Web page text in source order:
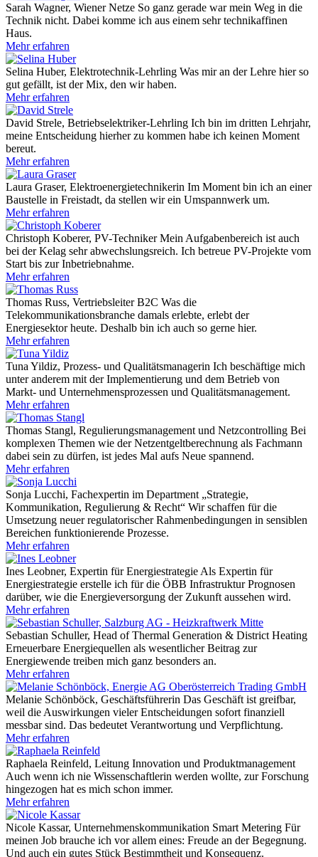
Sarah Wagner, Wiener Netze So ganz gerade war mein Weg in die
Technik nicht. Dabei komme ich aus einem sehr technikaffinen
Haus.
Mehr erfahren
Selina Huber, Elektrotechnik-Lehrling Was mir an der Lehre hier so
gut gefällt, ist der Mix, den wir haben.
Mehr erfahren
David Strele, Betriebselektriker-Lehrling Ich bin im dritten Lehrjahr,
meine Entscheidung hierher zu kommen habe ich keinen Moment
bereut.
Mehr erfahren
Laura Graser, Elektroenergietechnikerin Im Moment bin ich an einer
Baustelle in Freistadt, da stellen wir ein Umspannwerk um.
Mehr erfahren
Christoph Koberer, PV-TechnikerMein Aufgabenbereich ist auch
bei der Kelag sehr abwechslungsreich. Ich betreue PV-Projekte vom
Start bis zur Inbetriebnahme.
Mehr erfahren
Thomas Russ, Vertriebsleiter B2C Was die
Telekommunikationsbranche damals erlebte, erlebt der
Energiesektor heute. Deshalb bin ich auch so gerne hier.
Mehr erfahren
Tuna Yildiz, Prozess- und Qualitätsmanagerin Ich beschäftige mich
unter anderem mit der Implementierung und dem Betrieb von
Markt- und Unternehmensprozessen und Qualitätsmanagement.
Mehr erfahren
Thomas Stangl, Regulierungsmanagement und Netzcontrolling Bei
komplexen Themen wie der Netzentgeltberechnung als Fachmann
dabei sein zu dürfen, ist jedes Mal aufs Neue spannend.
Mehr erfahren
Sonja Lucchi, Fachexpertin im Department „Strategie,
Kommunikation, Regulierung & Recht“ Wir schaffen für die
Umsetzung neuer regulatorischer Rahmenbedingungen in sensiblen
Bereichen funktionierende Prozesse.
Mehr erfahren
Ines Leobner, Expertin für Energiestrategie Als Expertin für
Energiestrategie erstelle ich für die ÖBB Infrastruktur Prognosen
darüber, wie die Energieversorgung der Zukunft aussehen wird.
Mehr erfahren
Sebastian Schuller, Head of Thermal Generation & District Heating
Erneuerbare Energiequellen als wesentlicher Beitrag zur
Energiewende treiben mich ganz besonders an.
Mehr erfahren
Melanie Schönböck, Geschäftsführerin Das Geschäft ist greifbar,
weil die Auswirkungen vieler Entscheidungen sofort finanziell
messbar sind. Das bedeutet Verantwortung und Verpflichtung.
Mehr erfahren
Raphaela Reinfeld, Leitung Innovation und Produktmanagement
Auch wenn ich nie Wissenschaftlerin werden wollte, zur Forschung
hingezogen hat es mich schon immer.
Mehr erfahren
Nicole Kassar, Unternehmenskommunikation Smart Metering Für
meinen Job brauche ich vor allem eines: Freude an der Begegnung.
Und auch ein gutes Stück Bestimmtheit und Konsequenz.